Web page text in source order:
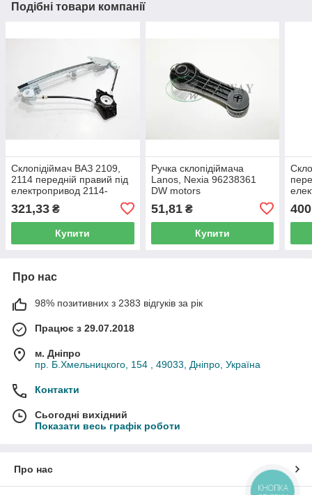
Подібні товари компанії
Склопідіймач ВАЗ 2109,
2114 передній правий під
електропривод 2114-
321,33 ₴
Купити
Ручка склопідіймача
Lanos, Nexia 96238361
DW motors
51,81₴
Купити
Про нас
98% позитивних з 2383 відгуків за рік
Працює з 29.07.2018
м. Дніпро
пр. Б.Хмельницкого, 154 , 49033, Дніпро, Україна
Контакти
Сьогодні вихідний
Показати весь графік роботи
Про нас
КНОПКА